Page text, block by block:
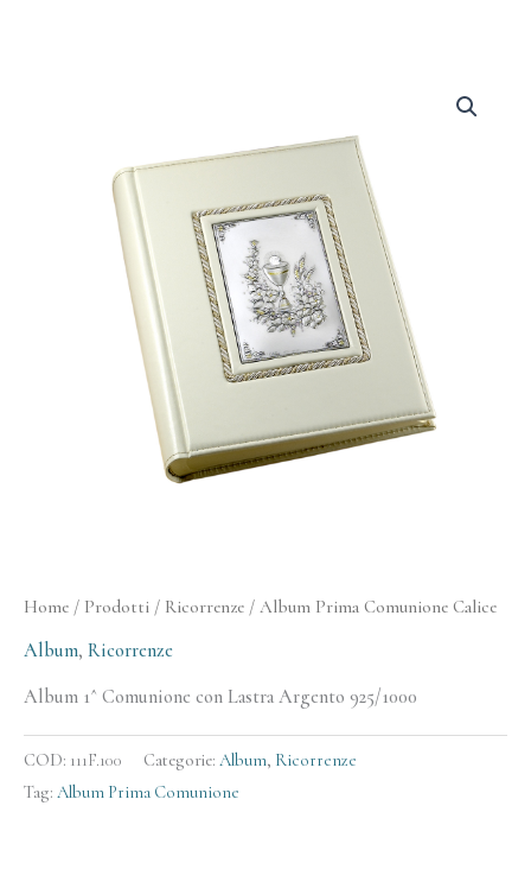
Home / Prodotti / Ricorrenze / Album Prima Comunione Calice
Album, Ricorrenze
Album 1^ Comunione con Lastra Argento 925/1000
COD: 111F.100 Categorie: Album, Ricorrenze
Tag: Album Prima Comunione